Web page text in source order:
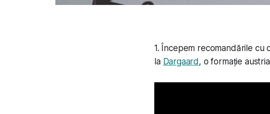
1. Începem recomandările cu
la Dargaard, o formație